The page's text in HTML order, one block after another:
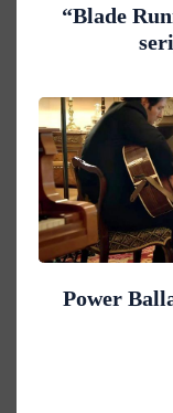
“Blade
Power